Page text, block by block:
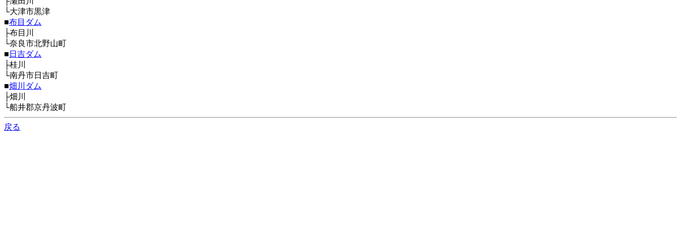
└大津市黒津
■布目ダム
├布目川
└奈良市北野山町
■ 日吉ダム
├桂川
└南丹市日吉町
■畑川ダム
├畑川
└船井郡京丹波町
戻る